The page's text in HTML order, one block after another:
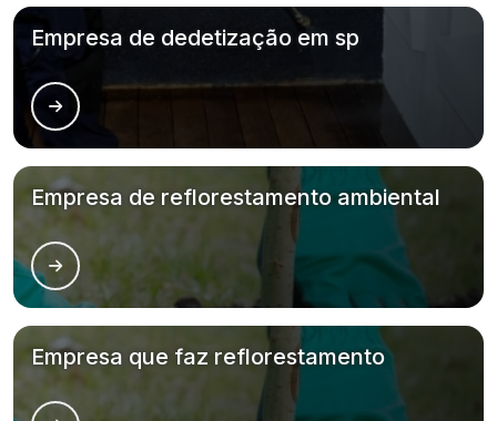
Empresa de dedetização em sp
Empresa de reflorestamento ambiental
Empresa que faz reflorestamento